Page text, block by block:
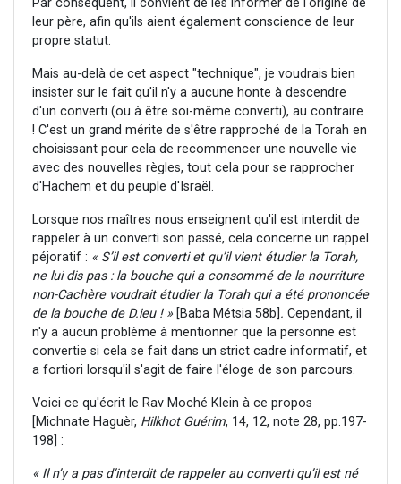
Par conséquent, il convient de les informer de l'origine de
leur père, afin qu'ils aient également conscience de leur
propre statut.
Mais au-delà de cet aspect "technique", je voudrais bien
insister sur le fait qu'il n'y a aucune honte à descendre
d'un converti (ou à être soi-même converti), au contraire
! C'est un grand mérite de s'être rapproché de la Torah en
choisissant pour cela de recommencer une nouvelle vie
avec des nouvelles règles, tout cela pour se rapprocher
d'Hachem et du peuple d'Israël.
Lorsque nos maîtres nous enseignent qu'il est interdit de
rappeler à un converti son passé, cela concerne un rappel
péjoratif : « S’il est converti et qu’il vient étudier la Torah,
ne lui dis pas : la bouche qui a consommé de la nourriture
non-Cachèrevoudrait étudier la Torah qui a été prononcée
de la bouche de D.ieu ! » [Baba Métsia 58b] . Cependant, il
n'y a aucun problème à mentionner que la personne est
convertie si cela se fait dans un strict cadre informatif, et
a fortiori lorsqu'il s'agit de faire l'éloge de son parcours.
Voici ce qu'écrit le Rav Moché Klein à ce propos
[Michnate Haguèr, Hilkhot Guérim, 14, 12, note 28, pp.197-
198] :
« Il n’y a pas d’interdit de rappeler au converti qu’il est né